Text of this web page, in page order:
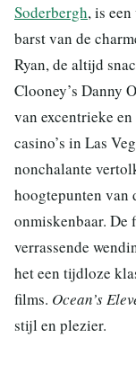
Soderbergh, is
barst van de
Ryan, de altijd
Clooney’s Danny
van excentrieke
casino’s in Las
nonchalante
hoogtepunten van
onmiskenbaar.
verrassende
het een tijdloze
films. Ocean’s
stijl en plezier.